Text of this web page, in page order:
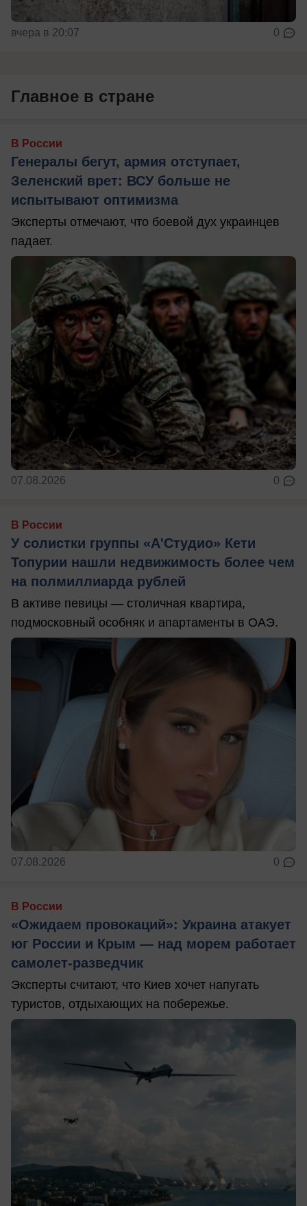
вчера в 20:07 0
Главное в стране
В России
Генералы бегут, армия отступает,
Зеленский врет: ВСУ больше не
испытывают оптимизма
Эксперты отмечают, что боевой дух украинцев
падает.
07.08.2026 0
В России
У солистки группы «А'Студио» Кети
Топурии нашли недвижимость более чем
на полмиллиарда рублей
В активе певицы — столичная квартира,
подмосковный особняк и апартаменты в ОАЭ.
07.08.2026 0
В России
«Ожидаем провокаций»: Украина атакует
юг России и Крым — над морем работает
самолет-разведчик
Эксперты считают, что Киев хочет напугать
туристов, отдыхающих на побережье.